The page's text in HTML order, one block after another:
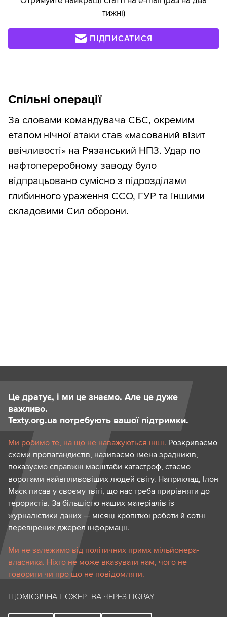
тижні)
ПІДПИСАТИСЯ
Спільні операції
За словами командувача СБС, окремим
етапом нічної атаки став «масований візит
ввічливості» на Рязанський НПЗ. Удар по
нафтопереробному заводу було
відпрацьовано сумісно з підрозділами
глибинного ураження ССО, ГУР та іншими
складовими Сил оборони.
Це дратує, і ми це знаємо. Але це дуже
важливо.
Texty.org.ua потребують вашої підтримки.
Ми робимо те, на що не наважуються інші. Розкриваємо
схеми пропагандистів, називаємо імена зрадників,
показуємо справжні масштаби катастроф, стаємо
ворогами найвпливовіших людей світу. Наприклад, Ілон
Маск писав у своєму твіті, що нас треба прирівняти до
терористів. За більшістю наших матеріалів із
журналістики даних — місяці кропіткої роботи й сотні
перевірених джерел інформації.
Ми не залежимо від політичних примх мільйонера-
власника. Ніхто не може вказувати нам, чого не
говорити чи про що не повідомляти.
ЩОМІСЯЧНА ПОЖЕРТВА ЧЕРЕЗ LIQPAY